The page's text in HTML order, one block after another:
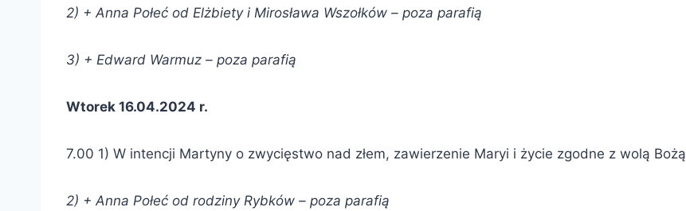
2) + Anna Połeć od Elżbiety i Mirosława Wszołków – poza parafią
3) + Edward Warmuz – poza parafią
Wtorek 16.04.2024 r.
7.00 1) W intencji Martyny o zwycięstwo nad złem, zawierzenie Maryi i życie zgodne z wolą Bożą
2) + Anna Połeć od rodziny Rybków – poza parafią